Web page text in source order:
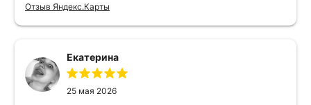
Отзыв Яндекс.Карты
Екатерина
25 мая 2026